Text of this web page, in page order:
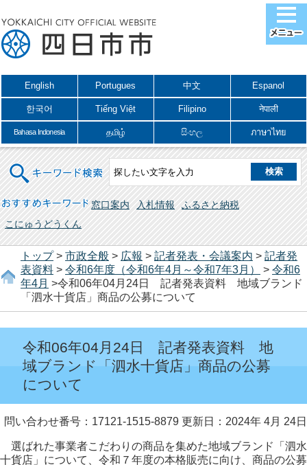
English Portugues 中文 Espanol
한국어 Tiếng Việt Filipino नेपाली
Bahasa Indonesia தமிழ் සිංහල ภาษาไทย
キーワード検索
おすすめキーワード 窓口案内 入札情報
ふるさと納税
こにゅうどうくん
トップ> 市政全般 > 広報 > 記者発表・会議案内 > 記者発
表資料 > 令和6年度（令和6年4月～令和7年3月） > 令和6
年4月 >令和06年04月24日 記者発表資料 地域ブランド
「泗水十貨店」商品の公募について
令和06年04月24日 記者発表資料 地
域ブランド「泗水十貨店」商品の公募
について
問い合わせ番号：17121-1515-8879 更新日：2024年 4月 24日
選ばれた事業者こだわりの商品を集めた地域ブランド「泗水
十貨店」について、令和７年度の本格販売に向け、商品の公募